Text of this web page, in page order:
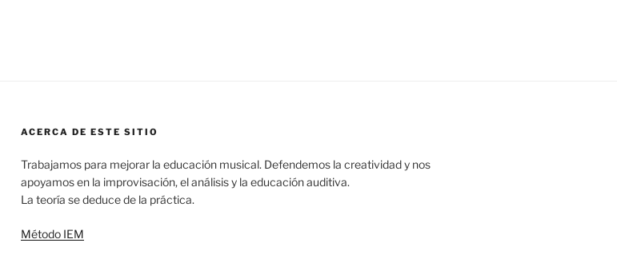
ACERCA DE ESTE SITIO
Trabajamos para mejorar la educación musical. Defendemos la creatividad y nos
apoyamos en la improvisación, el análisis y la educación auditiva.
La teoría se deduce de la práctica.
Método IEM